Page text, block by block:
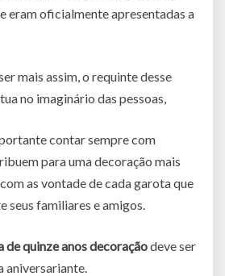
eram oficialmente apresentadas a
mais assim, o requinte desse
no imaginário das pessoas,
contar sempre com
para uma decoração mais
as vontade de cada garota que
seus familiares e amigos.
de quinze anos decoraçãodeve ser
aniversariante.